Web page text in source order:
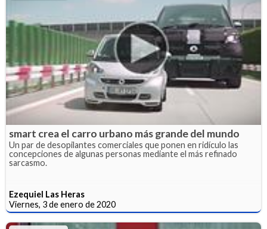
smart crea el carro urbano más grande del mundo
Un par de desopilantes comerciales que ponen en ridículo las
concepciones de algunas personas mediante el más refinado
sarcasmo.
Ezequiel Las Heras
Viernes, 3 de enero de 2020